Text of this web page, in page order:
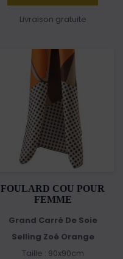
Livraison gratuite
FOULARD COU POUR
FEMME
Grand Carré De Soie
Selling Zoé Orange
Taille : 90x90cm